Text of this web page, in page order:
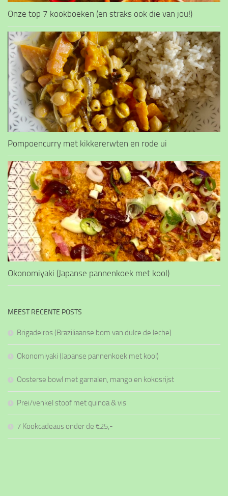
Onze top 7 kookboeken (en straks ook die van jou!)
Pompoencurry met kikkererwten en rode ui
Okonomiyaki (Japanse pannenkoek met kool)
MEEST RECENTE POSTS
Brigadeiros (Braziliaanse bom van dulce de leche)
Okonomiyaki (Japanse pannenkoek met kool)
Oosterse bowl met garnalen, mango en kokosrijst
Prei/venkel stoof met quinoa & vis
7 Kookcadeaus onder de €25,-